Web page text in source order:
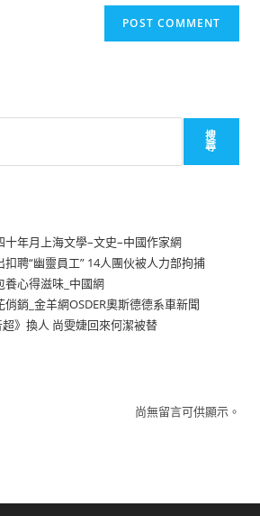
搜
尋
十年月上海文學–文史–中國作家網
聘“幽靈員工” 14人團伙被人力部拘捕
養心得滋味_中國網
銷_金羊網OSDER奧斯德德系車新聞
》換人 尚雯婕回來何潔被替
尚無留言可供顯示。